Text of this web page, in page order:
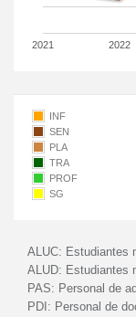
2021 2022
INF
SEN
PLA
TRA
PROF
SG
ALUC: Estudiantes
ALUD: Estudiantes
PAS: Personal de
PDI: Personal de